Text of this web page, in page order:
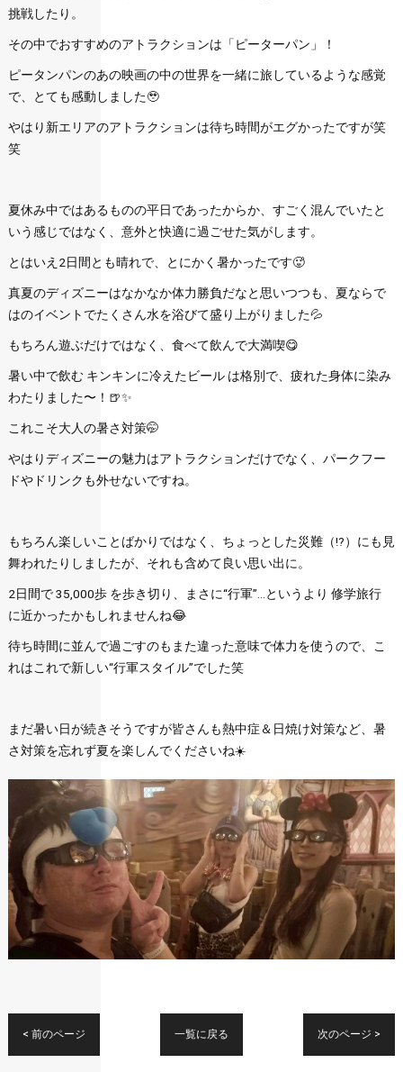
挑戦したり。
その中でおすすめのアトラクションは「ピーターパン」！
ピータンパンのあの映画の中の世界を一緒に旅しているような感覚
で、とても感動しました🥹
やはり新エリアのアトラクションは待ち時間がエグかったですが笑
笑
夏休み中ではあるものの平日であったからか、すごく混んでいたと
いう感じではなく、意外と快適に過ごせた気がします。
とはいえ2日間とも晴れで、とにかく暑かったです🥵
真夏のディズニーはなかなか体力勝負だなと思いつつも、夏ならで
はのイベントでたくさん水を浴びて盛り上がりました💦
もちろん遊ぶだけではなく、食べて飲んで大満喫😋
暑い中で飲む キンキンに冷えたビール は格別で、疲れた身体に染み
わたりました〜！🍺✨
これこそ大人の暑さ対策🤭
やはりディズニーの魅力はアトラクションだけでなく、パークフー
ドやドリンクも外せないですね。
もちろん楽しいことばかりではなく、ちょっとした災難（!?）にも見
舞われたりしましたが、それも含めて良い思い出に。
2日間で 35,000歩 を歩き切り、まさに“行軍”…というより 修学旅行
に近かったかもしれませんね😂
待ち時間に並んで過ごすのもまた違った意味で体力を使うので、こ
れはこれで新しい“行軍スタイル”でした笑
まだ暑い日が続きそうですが皆さんも熱中症＆日焼け対策など、暑
さ対策を忘れず夏を楽しんでくださいね☀️
< 前のページ 一覧に戻る 次のページ >